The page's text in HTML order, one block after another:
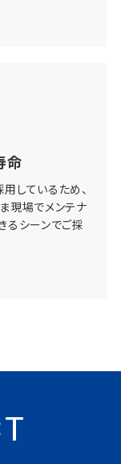
命
しているため、
現場でメンテナ
るシーンでご採